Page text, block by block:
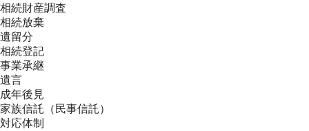
相続財産調査
相続放棄
遺留分
相続登記
事業承継
遺言
成年後見
家族信託（民事信託）
対応体制